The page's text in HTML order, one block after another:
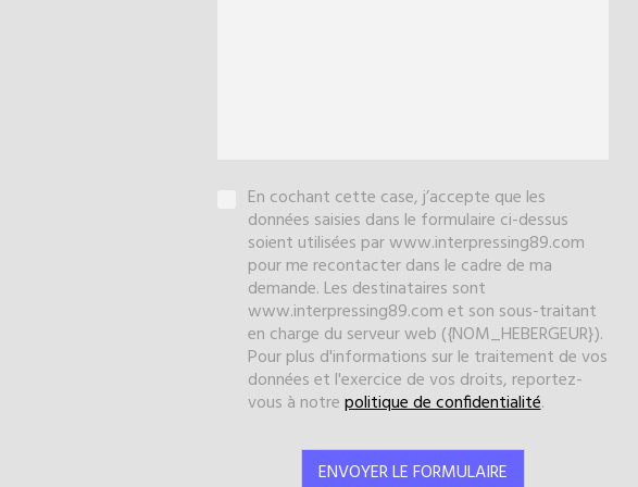
En cochant cette case, j’accepte que les
données saisies dans le formulaire ci-dessus
soient utilisées par www.interpressing89.com
pour me recontacter dans le cadre de ma
demande. Les destinataires sont
www.interpressing89.com et son sous-traitant
en charge du serveur web ({NOM_HEBERGEUR}).
Pour plus d'informations sur le traitement de vos
données et l'exercice de vos droits, reportez-
vous à notrepolitique de confidentialité.